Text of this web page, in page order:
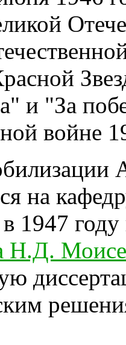
и "За
войне
на
1947 году
Н.Д.